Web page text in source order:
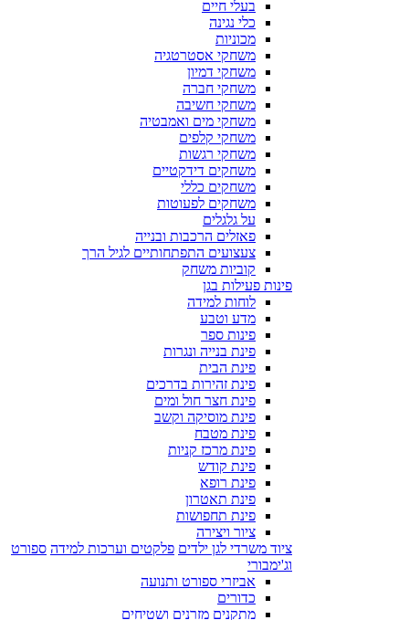
בעלי חיים
כלי נגינה
מכוניות
משחקי אסטרטגיה
משחקי דמיון
משחקי חברה
משחקי חשיבה
משחקי מים ואמבטיה
משחקי קלפים
משחקי רגשות
משחקים דידקטיים
משחקים כללי
משחקים לפעוטות
על גלגלים
פאזלים הרכבות ובנייה
צעצועים התפתחותיים לגיל הרך
קוביות משחק
פינות פעילות בגן
לוחות למידה
מדע וטבע
פינות ספר
פינת בנייה ונגרות
פינת הבית
פינת זהירות בדרכים
פינת חצר חול ומים
פינת מוסיקה וקשב
פינת מטבח
פינת מרכז קניות
פינת קודש
פינת רופא
פינת תאטרון
פינת תחפושות
ציור ויצירה
ציוד משרדי לגן ילדים פלקטים וערכות למידה ספורט
וג'ימבורי
אביזרי ספורט ותנועה
כדורים
מתקנים מזרנים ושטיחים